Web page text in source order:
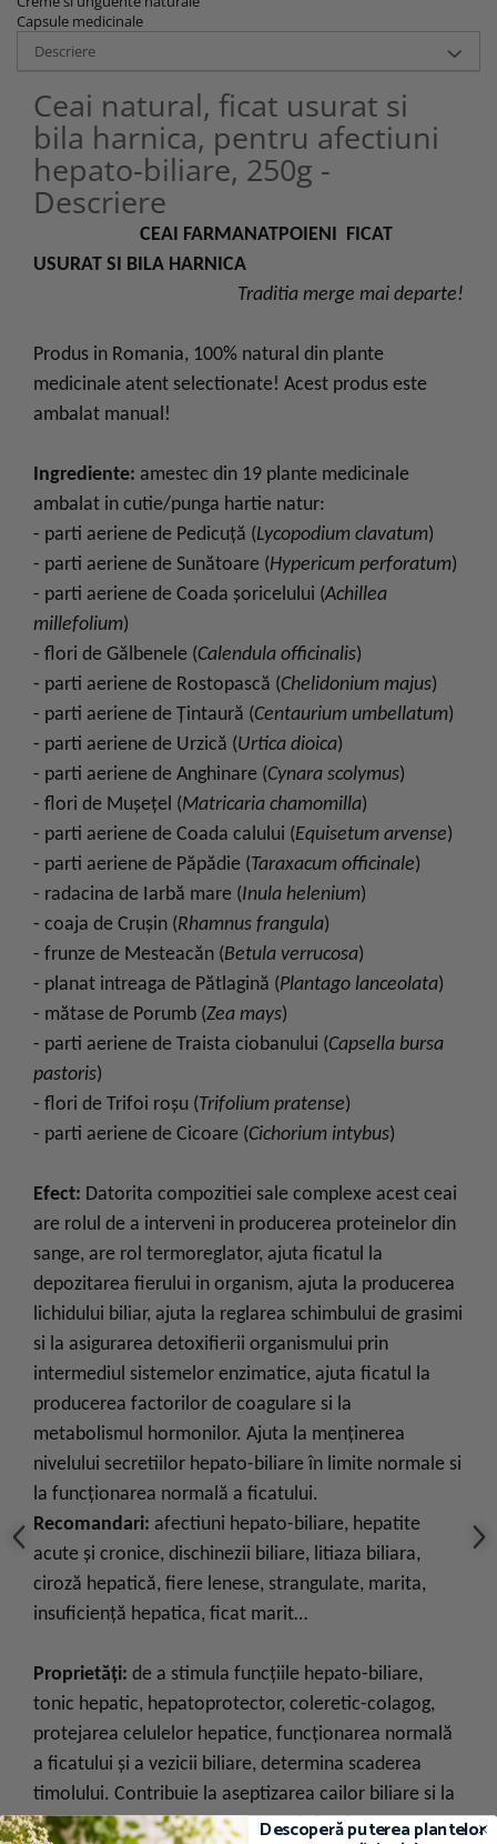
Capsule medicinale
Descriere
Ceai natural, ficat usurat si
bila harnica, pentru afectiuni
hepato-biliare, 250g -
Descriere
CEAI FARMANATPOIENI FICAT
USURAT SI BILA HARNICA
Traditia merge mai departe!
Produs in Romania, 100% natural din plante
medicinale atent selectionate! Acest produs este
ambalat manual!
Ingrediente: amestec din 19 plante medicinale
ambalat in cutie/punga hartie natur:
- parti aeriene de Pedicuţă (Lycopodium clavatum)
- parti aeriene de Sunătoare (Hypericum perforatum)
- parti aeriene de Coada şoricelului (Achillea
millefolium)
- flori de Gălbenele (Calendula officinalis)
- parti aeriene de Rostopască (Chelidonium majus)
- parti aeriene de Ţintaură (Centaurium umbellatum)
- parti aeriene de Urzică (Urtica dioica)
- parti aeriene de Anghinare (Cynara scolymus)
- flori de Muşeţel (Matricaria chamomilla)
- parti aeriene de Coada calului (Equisetum arvense)
- parti aeriene de Păpădie (Taraxacum officinale)
- radacina de Iarbă mare (Inula helenium)
- coaja de Cruşin (Rhamnus frangula)
- frunze de Mesteacăn (Betula verrucosa)
- planat intreaga de Pătlagină (Plantago lanceolata)
- mătase de Porumb (Zea mays)
- parti aeriene de Traista ciobanului (Capsella bursa
pastoris)
- flori de Trifoi roşu (Trifolium pratense)
- parti aeriene de Cicoare (Cichorium intybus)
Efect: Datorita compozitiei sale complexe acest ceai
are rolul de a interveni in producerea proteinelor din
sange, are rol termoreglator, ajuta ficatul la
depozitarea fierului in organism, ajuta la producerea
lichidului biliar, ajuta la reglarea schimbului de grasimi
si la asigurarea detoxifierii organismului prin
intermediul sistemelor enzimatice, ajuta ficatul la
producerea factorilor de coagulare si la
metabolismul hormonilor. Ajuta la menţinerea
nivelului secretiilor hepato-biliare în limite normale si
la funcționarea normală a ficatului.
Recomandari: afectiuni hepato-biliare, hepatite
acute și cronice, dischinezii biliare, litiaza biliara,
ciroză hepatică, fiere lenese, strangulate, marita,
insuficienţă hepatica, ficat marit…
Proprietăți: de a stimula funcțiile hepato-biliare,
tonic hepatic, hepatoprotector, coleretic-colagog,
protejarea celulelor hepatice, funcționarea normală
a ficatului şi a vezicii biliare, determina scaderea
timolului. Contribuie la aseptizarea cailor biliare si la
eliminarea eventualelor procese infectioase
Descoperă puterea plantelor